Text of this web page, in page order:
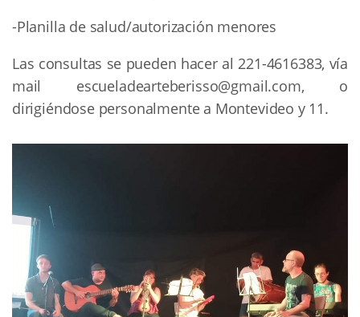
-Planilla de salud/autorización menores
Las consultas se pueden hacer al 221-4616383, vía
mail escueladearteberisso@gmail.com, o
dirigiéndose personalmente a Montevideo y 11.